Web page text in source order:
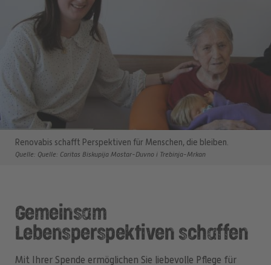
Renovabis schafft Perspektiven für Menschen, die bleiben.
Quelle: Quelle: Caritas Biskupija Mostar-Duvno i Trebinja-Mrkan
Gemeinsam
Lebensperspektiven schaffen
Mit Ihrer Spende ermöglichen Sie liebevolle Pflege für